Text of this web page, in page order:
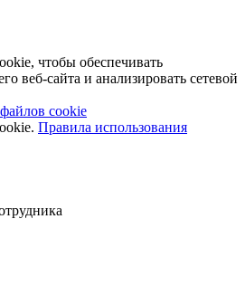
чтобы обеспечивать
веб-сайта и анализировать сетевой
cookie
Правила использования